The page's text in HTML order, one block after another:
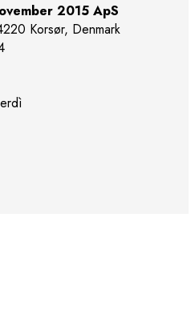
2015 ApS
Korsør, Denmark